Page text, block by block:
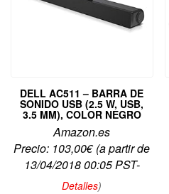
DELL AC511 – BARRA DE
SONIDO USB (2.5 W, USB,
3.5 MM), COLOR NEGRO
Amazon.es
Precio: 103,00€(a partir de
13/04/2018 00:05 PST-
Detalles)